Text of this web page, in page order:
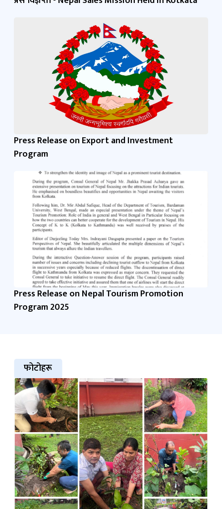
Press Release on Export and Investment
Program
Press Release on Nepal Tourism Promotion
Program 2025
फोटोहरू